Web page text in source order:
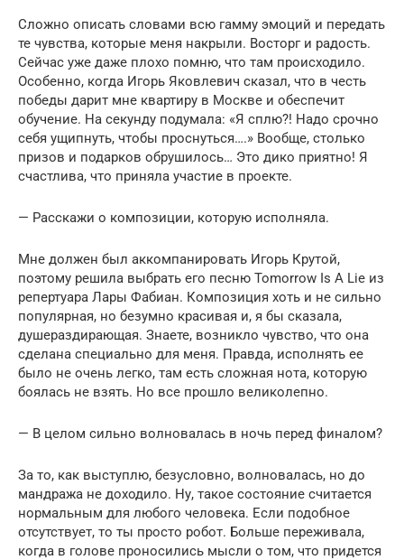
Сложно описать словами всю гамму эмоций и передать
те чувства, которые меня накрыли. Восторг и радость.
Сейчас уже даже плохо помню, что там происходило.
Особенно, когда Игорь Яковлевич сказал, что в честь
победы дарит мне квартиру в Москве и обеспечит
обучение. На секунду подумала: «Я сплю?! Надо срочно
себя ущипнуть, чтобы проснуться….» Вообще, столько
призов и подарков обрушилось… Это дико приятно! Я
счастлива, что приняла участие в проекте.
— Расскажи о композиции, которую исполняла.
Мне должен был аккомпанировать Игорь Крутой,
поэтому решила выбрать его песню Tomorrow Is A Lie из
репертуара Лары Фабиан. Композиция хоть и не сильно
популярная, но безумно красивая и, я бы сказала,
душераздирающая. Знаете, возникло чувство, что она
сделана специально для меня. Правда, исполнять ее
было не очень легко, там есть сложная нота, которую
боялась не взять. Но все прошло великолепно.
— В целом сильно волновалась в ночь перед финалом?
За то, как выступлю, безусловно, волновалась, но до
мандража не доходило. Ну, такое состояние считается
нормальным для любого человека. Если подобное
отсутствует, то ты просто робот. Больше переживала,
когда в голове проносились мысли о том, что придется